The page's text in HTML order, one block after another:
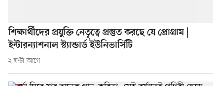
শিক্ষার্থীদের প্রযুক্তি নেতৃত্বে প্রস্তুত করছে যে প্রোগ্রাম |
ইন্টারন্যাশনাল স্ট্যান্ডার্ড ইউনিভার্সিটি
২ ঘণ্টা আগে